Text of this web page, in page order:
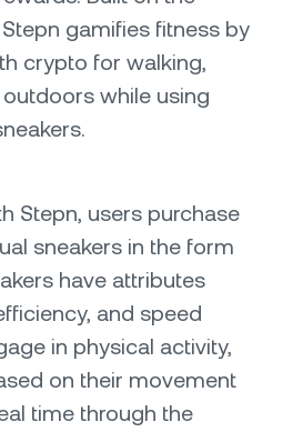
gamifies fitness by
crypto for walking,
while using
Stepn, users purchase
sneakers in the form
have attributes
and speed
in physical activity,
on their movement
time through the